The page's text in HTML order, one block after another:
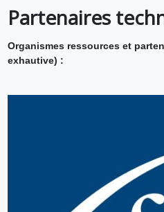
Partenaires
Organismes ressources et
exhautive) :